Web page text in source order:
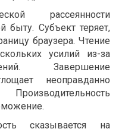
рассеянности
быту. Субъект теряет,
браузера. Чтение
усилий из-за
Завершение
неоправданно
сказывается на